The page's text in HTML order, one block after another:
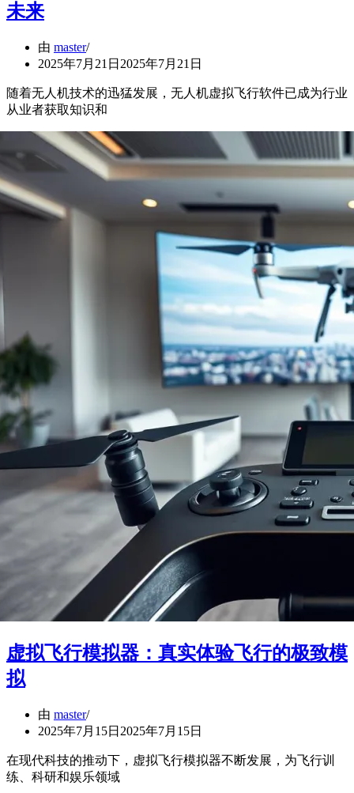
未来
由 master
2025年7月21日 2025年7月21日
随着无人机技术的迅猛发展，无人机虚拟飞行软件已成为行业
从业者获取知识和
虚拟飞行模拟器：真实体验飞行的极致模
拟
由 master
2025年7月15日 2025年7月15日
在现代科技的推动下，虚拟飞行模拟器不断发展，为飞行训
练、科研和娱乐领域